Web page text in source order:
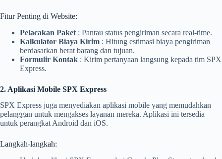
Fitur Penting di Website:
Pelacakan Paket : Pantau status pengiriman secara real-time.
Kalkulator Biaya Kirim : Hitung estimasi biaya pengiriman
berdasarkan berat barang dan tujuan.
Formulir Kontak : Kirim pertanyaan langsung kepada tim SPX
Express.
2. Aplikasi Mobile SPX Express
SPX Express juga menyediakan aplikasi mobile yang memudahkan
pelanggan untuk mengakses layanan mereka. Aplikasi ini tersedia
untuk perangkat Android dan iOS.
Langkah-langkah: